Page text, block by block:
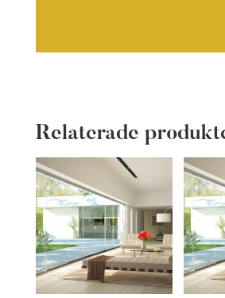
Relaterade